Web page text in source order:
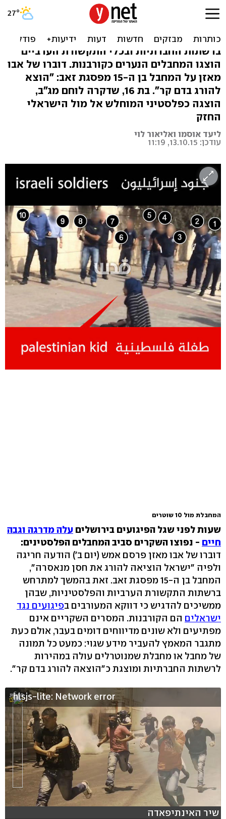
השקר שהצית? "ילד פלסטיני
הוצא להורג"
ברשתות החברתיות ובכלי התקשורת הערביים
הוצגו המחבלים הנערים כקורבנות. דוברו של אבו
מאזן על המחבל בן ה-15 מפסגת זאב: "הוצא
להורג בדם קר". בת 16, שדקרה לוחם מג"ב,
הוצגה כפלסטיני המוחלש אל מול הישראלי
החזק
ליעד אוסמו ואליאור לוי
עודכן: 13.10.15, 11:19
המחבלת מול 10 שוטרים
שעות לפני שגל הפיגועים בירושלים עלה מדרגה וגבה
חיים - נפוצו השקרים סביב המחבלים הפלסטינים:
דוברו של אבו מאזן פרסם אמש (יום ב') הודעה חריגה
ולפיה "ישראל הוציאה להורג את חסן מנאסרה",
המחבל בן ה-15 מפסגת זאב. זאת בהמשך למתרחש
ברשתות התקשורת הערביות והפלסטיניות, שבהן
ממשיכים להדגיש כי דווקא המעורבים בפיגועים נגד
ישראלים הם הקורבנות. המסרים השקריים אינם
מפתיעים ולא שונים מדיווחים דומים בעבר, אולם כעת
מתגבר המאמץ להעביר מידע שגוי: כמעט כל תמונה
של מחבל או מחבלת שמנוטרלים עולה במהירות
לרשתות החברתיות ומוצגת כ"הוצאה להורג בדם קר".
hlsjs-lite: Network error
שיר האינתיפאדה